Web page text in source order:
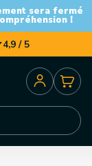
sera fermé
!
4,9 / 5